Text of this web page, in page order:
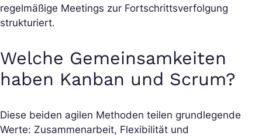
regelmäßige Meetings zur Fortschrittsverfolgung
strukturiert.
Welche Gemeinsamkeiten
haben Kanban und Scrum?
Diese beiden agilen Methoden teilen grundlegende
Werte: Zusammenarbeit, Flexibilität und